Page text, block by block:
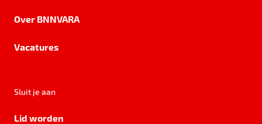
Over BNNVARA
Vacatures
Sluit je aan
Lid worden